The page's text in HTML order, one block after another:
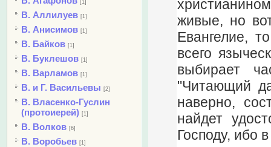
[1]
В. Аллилуев [1]
В. Анисимов [1]
В. Байков [1]
В. Буклешов [1]
В. Варламов [1]
В. и Г. Васильевы [2]
В. Власенко-Гуслин
(протоиерей) [1]
В. Волков [6]
В. Воробьев [1]
живые, но
Евангелие,
всего
выбирает
"Читающий
наверно,
найдет
Господу, ибо